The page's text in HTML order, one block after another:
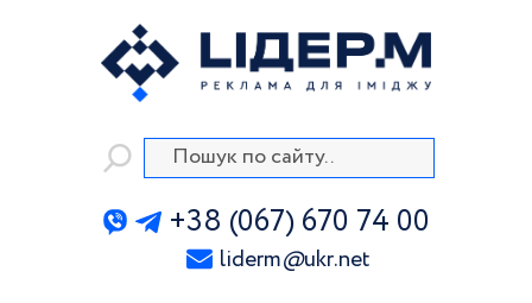
+38 (067) 670 74 00
liderm@ukr.net